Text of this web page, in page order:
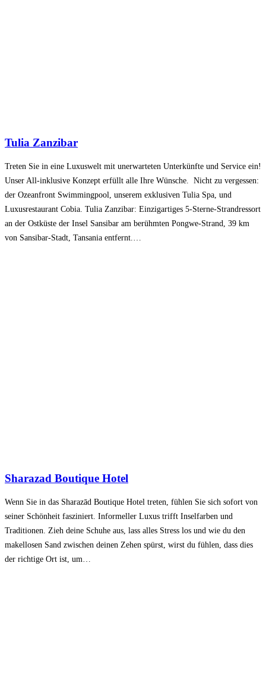
Tulia Zanzibar
Treten Sie in eine Luxuswelt mit unerwarteten Unterkünfte und Service ein!
Unser All-inklusive Konzept erfüllt alle Ihre Wünsche. Nicht zu vergessen:
der Ozeanfront Swimmingpool, unserem exklusiven Tulia Spa, und
Luxusrestaurant Cobia. Tulia Zanzibar: Einzigartiges 5-Sterne-Strandressort
an der Ostküste der Insel Sansibar am berühmten Pongwe-Strand, 39 km
von Sansibar-Stadt, Tansania entfernt.…
Sharazad Boutique Hotel
Wenn Sie in das Sharazād Boutique Hotel treten, fühlen Sie sich sofort von
seiner Schönheit fasziniert. Informeller Luxus trifft Inselfarben und
Traditionen. Zieh deine Schuhe aus, lass alles Stress los und wie du den
makellosen Sand zwischen deinen Zehen spürst, wirst du fühlen, dass dies
der richtige Ort ist, um…